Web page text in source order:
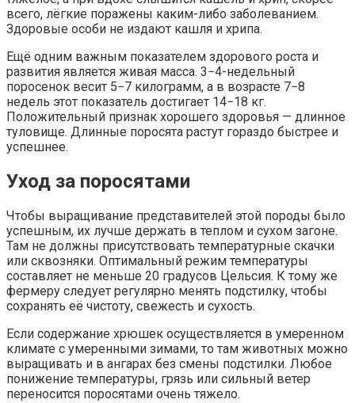
всего, лёгкие поражены каким-либо заболеванием.
Здоровые особи не издают кашля и хрипа.
Ещё одним важным показателем здорового роста и
развития является живая масса. 3−4-недельный
поросенок весит 5−7 килограмм, а в возрасте 7−8
недель этот показатель достигает 14−18 кг.
Положительный признак хорошего здоровья — длинное
туловище. Длинные поросята растут гораздо быстрее и
успешнее.
Уход за поросятами
Чтобы выращивание представителей этой породы было
успешным, их лучше держать в теплом и сухом загоне.
Там не должны присутствовать температурные скачки
или сквозняки. Оптимальный режим температуры
составляет не меньше 20 градусов Цельсия. К тому же
фермеру следует регулярно менять подстилку, чтобы
сохранять её чистоту, свежесть и сухость.
Если содержание хрюшек осуществляется в умеренном
климате с умеренными зимами, то там животных можно
выращивать и в ангарах без смены подстилки. Любое
понижение температуры, грязь или сильный ветер
переносится поросятами очень тяжело.